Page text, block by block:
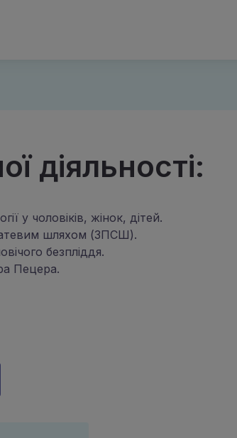
діяльності:
у чоловіків, жінок, дітей.
шляхом (ЗПСШ).
безпліддя.
Пецера.